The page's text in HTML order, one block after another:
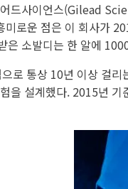
드사이언스(Gilead
로운 점은 이 회사가
은 소발디는 한 알에
로 통상 10년 이상 걸
을 설계했다. 2015년